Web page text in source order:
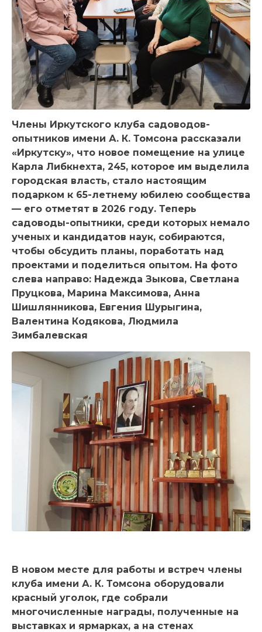
Члены Иркутского клуба садоводов-
опытников имени А. К. Томсона рассказали
«Иркутску», что новое помещение на улице
Карла Либкнехта, 245, которое им выделила
городская власть, стало настоящим
подарком к 65-летнему юбилею сообщества
— его отметят в 2026 году. Теперь
садоводы-опытники, среди которых немало
ученых и кандидатов наук, собираются,
чтобы обсудить планы, поработать над
проектами и поделиться опытом. На фото
слева направо: Надежда Зыкова, Светлана
Пруцкова, Марина Максимова, Анна
Шишлянникова, Евгения Шурыгина,
Валентина Кодякова, Людмила
Зимбалевская
В новом месте для работы и встреч члены
клуба имени А. К. Томсона оборудовали
красный уголок, где собрали
многочисленные награды, полученные на
выставках и ярмарках, а на стенах